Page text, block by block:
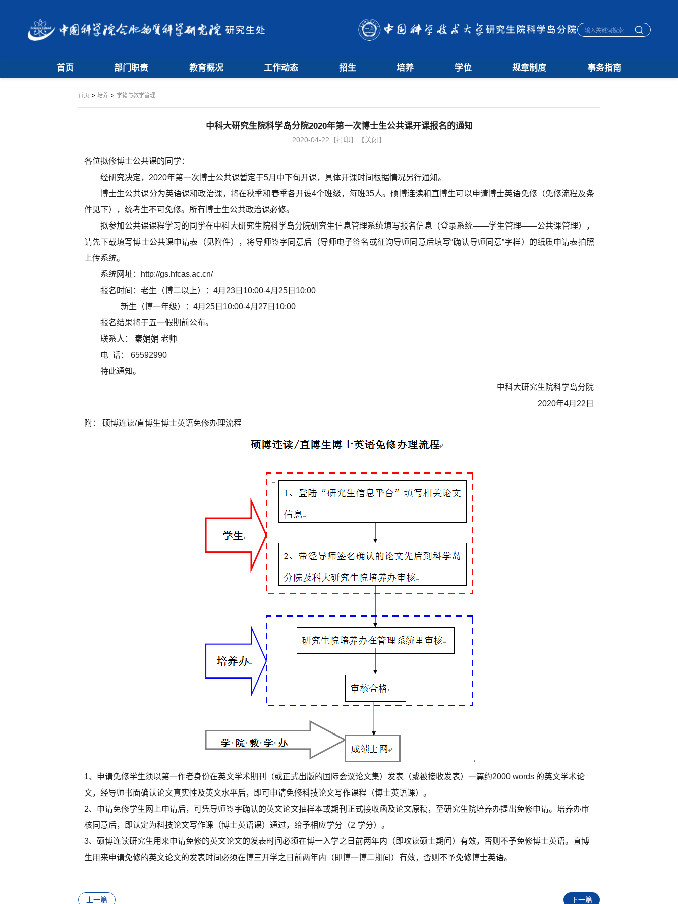
首页 部门职责 教育概况 工作动态 招生 培养
项目申报
学位
学科建设
规章制度 事务指南
首页> 培养> 学籍与教学管理
中科大研究生院科学岛分院2020年第一次博士生公共课开课报名的通知
2020-04-22 【打印】 【关闭】
各位拟修博士公共课的同学：
经研究决定， 2020年第一次博士公共课暂定于5月 中下旬开课，具体开课时间根据情况另行通知。
博士生公共课分为英语课和政治课，将在秋季和春季各开设4个班级， 每班35人。硕博连读和直博生可以申请博士英语免修（免修流程及条
件见下）， 统考生不可免修。所有博士生公共政治课必修。
拟参加公共课课程学习的同学在中科大研究生院科学岛分院研究生信息管理系统填写报名信息 （登录系统——学生管理——公共课管理），
请先下载填写博士公共课申请表 （见 附件），将导师签字同意后 （导师电子签名 或征询导师同意后填写“确认 导师同意”字样） 的纸质申请表拍照
上传系统。
系统网址：
http://gs.hfcas.ac.cn/
报名 时间： 老生 （博二以上） ：4月23日10:00-4月25日10:00
新生 （博一年级） ：4月25日10:00-4月27 日10:00
报名结果将于五一假期前公布。
联系人： 秦娟娟 老师
电 话： 65592990
特此通知。
中科大研究生院科学岛分院
2020年4月22日
附： 硕博连读/直博生博士英语免修办理流程
1、申请免修学生须以第一作者身份在英文学术期刊（或正式出版的国际会议论文集）发表（或被接收发表）一篇约2000 words 的英文学术论
文，经导师书面确认论文真实性及英文水平后，即可申请免修科技论文写作课程（博士英语课）。
2、申请免修学生网上申请后，可凭导师签字确认的英文论文抽样本或期刊正式接收函及论文原稿，至研究生院培养办提出免修申请。培养办审
核同意后，即认定为科技论文写作课（博士英语课）通过，给予相应学分（2 学分）。
3、硕博连读研究生用来申请免修的英文论文的发表时间必须在博一入学之日前两年内（即攻读硕士期间）有效，否则不予免修博士英语。直博
生用来申请免修的英文论文的发表时间必须在博三开学之日前两年内（即博一博二期间）有效，否则不予免修博士英语。
上一篇 下一篇